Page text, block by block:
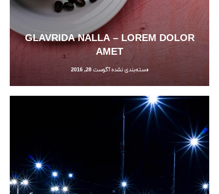
GLAVRIDA NALLA – LOREM DOLOR
AMET
دسته‌بندی نشدهآگوست 28, 2016